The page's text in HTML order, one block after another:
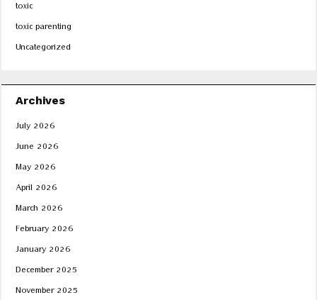
toxic
toxic parenting
Uncategorized
Archives
July 2026
June 2026
May 2026
April 2026
March 2026
February 2026
January 2026
December 2025
November 2025